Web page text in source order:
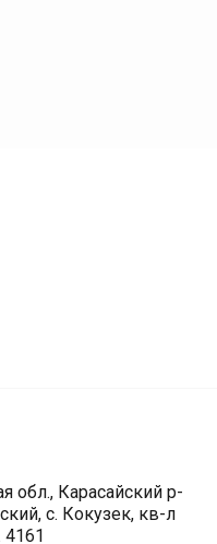
обл., Карасайский р-
с. Кокузек, кв-л
4161